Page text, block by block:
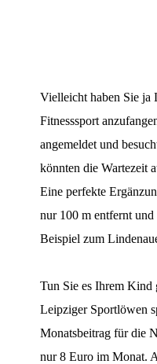
Vielleicht haben Sie
Fitnesssport
angemeldet und
könnten die Wartezeit
Eine perfekte
nur 100 m entfernt
Beispiel zum
Tun Sie es Ihrem Kind
Leipziger Sportlöwen
Monatsbeitrag für die
nur 8 Euro im Monat.